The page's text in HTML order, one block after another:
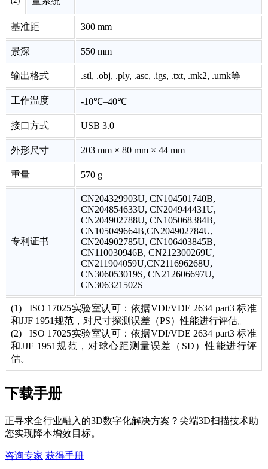
基准距 300 mm
景深 550 mm
输出格式 .stl, .obj, .ply, .asc, .igs, .txt, .mk2, .umk等
工作温度 -10℃–40℃
接口方式 USB 3.0
外形尺寸 203 mm × 80 mm × 44 mm
重量 570 g
专利证书
CN204329903U, CN104501740B,
CN204854633U, CN204944431U,
CN204902788U, CN105068384B,
CN105049664B,CN204902784U,
CN204902785U, CN106403845B,
CN110030946B, CN212300269U,
CN211904059U,CN211696268U,
CN306053019S, CN212606697U,
CN306321502S
(1) ISO 17025实验室认可：依据VDI/VDE 2634 part3 标准
和JJF 1951规范，对尺寸探测误差（PS）性能进行评估。
(2) ISO 17025实验室认可：依据VDI/VDE 2634 part3 标准
和JJF 1951规范，对球心距测量误差（SD）性能进行评
估。
下载手册
正寻求全行业融入的3D数字化解决方案？尖端3D扫描技术助
您实现降本增效目标。
咨询专家 获得手册